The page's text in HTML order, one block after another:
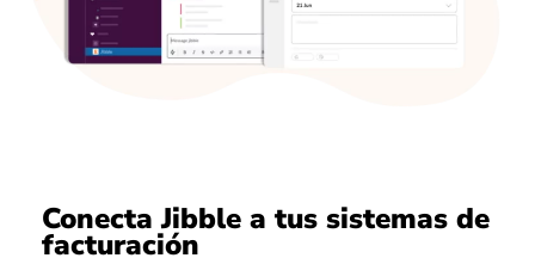
Conecta Jibble a tus sistemas de
facturación